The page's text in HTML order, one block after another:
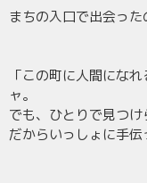
まちの入口で出会った
「この町に人間にな
ャ。
でも、ひとりで見つ
だからいっしょに手伝